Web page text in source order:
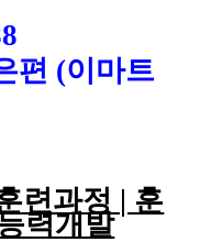
편 (이마트
련과정 | 훈
력개발